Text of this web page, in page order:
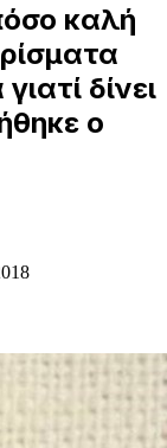
καλή
δίνει
ο